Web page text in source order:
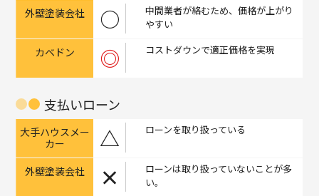
○
中間業者が絡むため、価格が上がり
やすい
◎ コストダウンで適正価格を実現
支払いローン
△ ローンを取り扱っている
×
ローンは取り扱っていないことが多
い。